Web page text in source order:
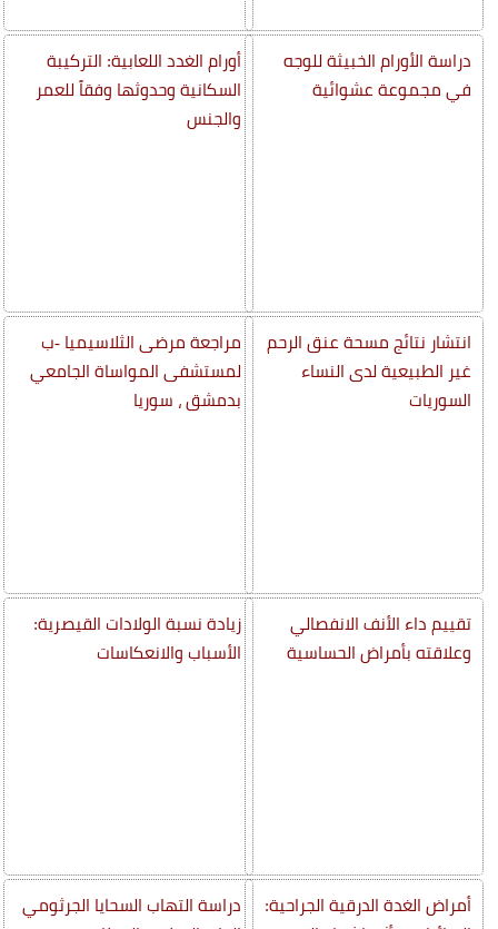
دراسة الأورام الخبيثة للوجه
في مجموعة عشوائية
انتشار نتائج مسحة عنق الرحم
غير الطبيعية لدى النساء
السوريات
تقييم داء الأنف الانفصالي
وعلاقته بأمراض الحساسية
أمراض الغدة الدرقية الجراحية:
أورام الغدد اللعابية: التركيبة
السكانية وحدوثها وفقاً للعمر
والجنس
مراجعة مرضى الثلاسيميا -ب
لمستشفى المواساة الجامعي
بدمشق ، سوريا
زيادة نسبة الولادات القيصرية:
الأسباب والانعكاسات
دراسة التهاب السحايا الجرثومي